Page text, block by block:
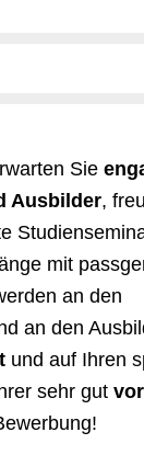
Sie
Ausbilder,
mit
an den
an den
und auf Ihren
sehr gut